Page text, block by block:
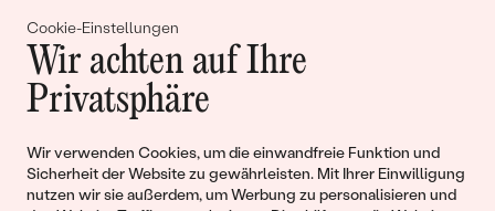
Cookie-Einstellungen
Wir achten auf Ihre
Privatsphäre
Wir verwenden Cookies, um die einwandfreie Funktion und
Sicherheit der Website zu gewährleisten. Mit Ihrer Einwilligung
nutzen wir sie außerdem, um Werbung zu personalisieren und
Gemeinsam erschaffen wir
Geschichten von Schönheit und
Liebe
Begleiten Sie uns!